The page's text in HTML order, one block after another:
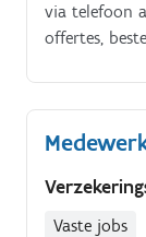
via telefoon
offertes,
Vaste jobs